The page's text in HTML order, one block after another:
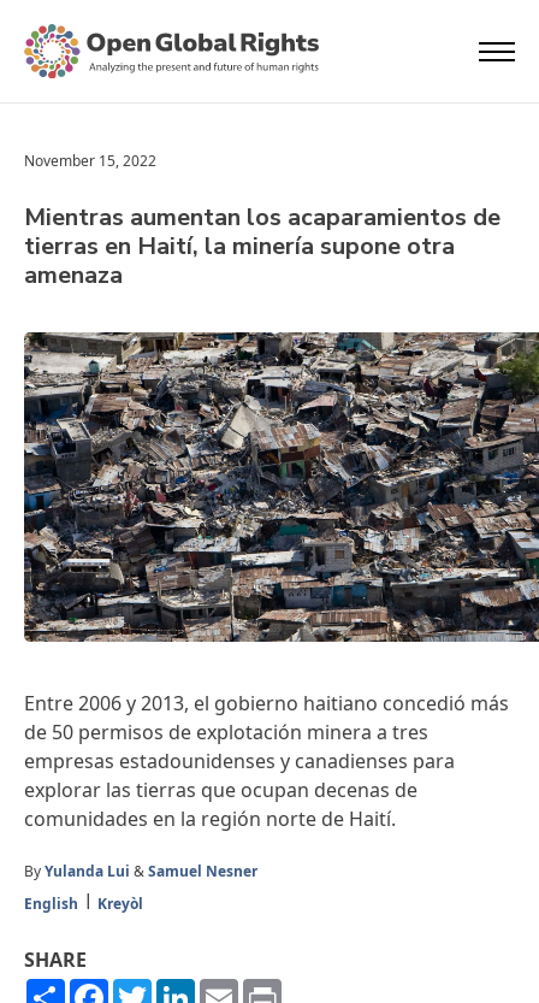
November 15, 2022
Mientras aumentan los acaparamientos de
tierras en Haití, la minería supone otra
amenaza
Entre 2006 y 2013, el gobierno haitiano concedió más
de 50 permisos de explotación minera a tres
empresas estadounidenses y canadienses para
explorar las tierras que ocupan decenas de
comunidades en la región norte de Haití.
ByYulanda Lui &Samuel Nesner
English
Kreyòl
SHARE
ShareFacebook
TwitterLinkedIn
Email